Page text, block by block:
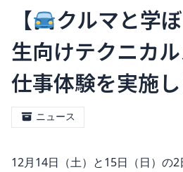
【 クルマと学
生向けテクニカ
仕事体験を実施
ニュース
12月14日（土）と15日（日）の